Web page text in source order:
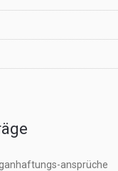
ansprüche